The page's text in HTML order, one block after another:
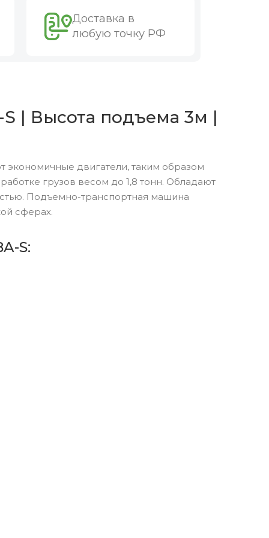
Доставка в
любую точку РФ
S | Высота подъема 3м |
экономичные двигатели, таким образом
грузов весом до 1,8 тонн. Обладают
Подъемно-транспортная машина
сферах.
S: